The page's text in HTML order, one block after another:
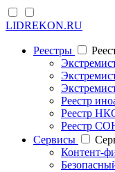
LIDREKON.RU
Реестры
Реестр
Реестр
Реестр
Cервисы
Контент-